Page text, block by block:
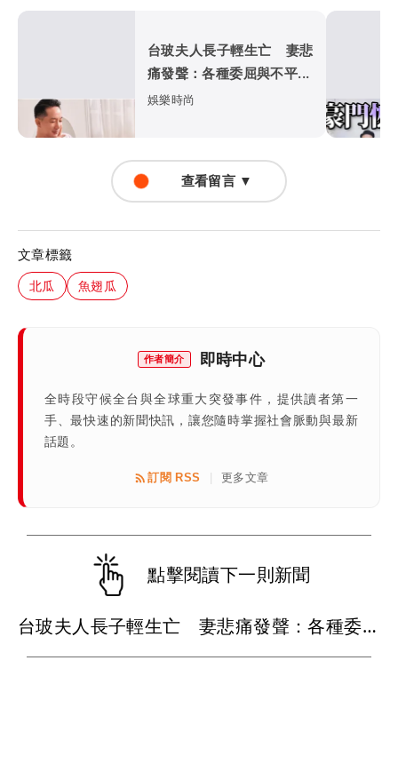
台玻夫人長子輕生亡 妻悲
痛發聲：各種委屈與不平...
娛樂時尚
查看留言 ▼
文章標籤
北瓜 魚翅瓜
作者簡介 即時中心
全時段守候全台與全球重大突發事件，提供讀者第一
手、最快速的新聞快訊，讓您隨時掌握社會脈動與最新
話題。
訂閱 RSS 更多文章
點擊閱讀下一則新聞
台玻夫人長子輕生亡 妻悲痛發聲：各種委屈與不平...